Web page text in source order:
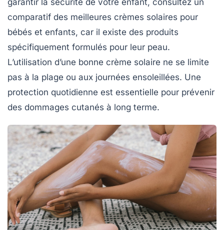
garantir la sécurité de votre enfant, consultez un
comparatif des meilleures crèmes solaires pour
bébés et enfants, car il existe des produits
spécifiquement formulés pour leur peau.
L’utilisation d’une bonne crème solaire ne se limite
pas à la plage ou aux journées ensoleillées. Une
protection quotidienne est essentielle pour prévenir
des dommages cutanés à long terme.